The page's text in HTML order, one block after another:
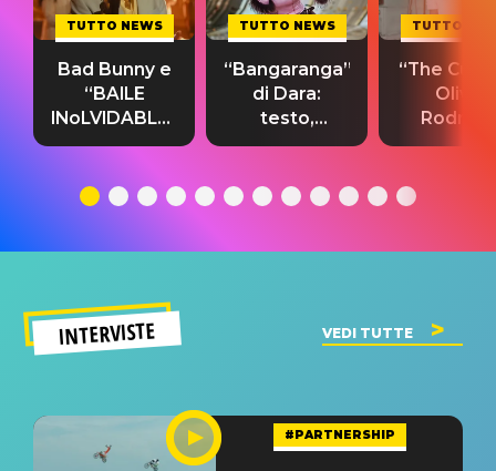
TUTTO NEWS
Bad Bunny e
“BAILE
INoLVIDABLE”:
testo,
significato
TUTTO NEWS
“Bangaranga”
di Dara:
testo,
traduzione e
del singolo
TUTTO
“The
Olivia
testo,
INTERVISTE VEDI TUTTE
#PARTNERSHIP